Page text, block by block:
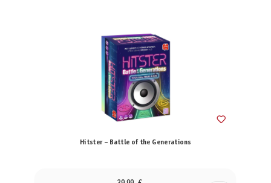
Hitster – Battle of the Generations